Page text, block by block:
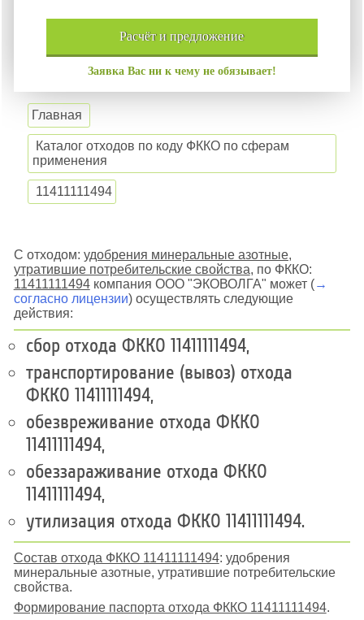
расчёт ипредложение
Заявка Вас ни к чему не обязывает!
Главная
Каталог отходов по коду ФККО по сферам
применения
11411111494
С отходом: удобрения минеральные азотные,
утратившие потребительские свойства, по ФККО:
11411111494компания ООО "ЭКОВОЛГА" может (→
согласно лицензии) осуществлять следующие
действия:
сбор отхода ФККО 11411111494,
транспортирование (вывоз) отхода
ФККО 11411111494,
обезвреживание отхода ФККО
11411111494,
обеззараживание отхода ФККО
11411111494,
утилизация отхода ФККО 11411111494.
Состав отхода ФККО 11411111494: удобрения
минеральные азотные, утратившие потребительские
свойства.
Формирование паспорта отхода ФККО 11411111494.